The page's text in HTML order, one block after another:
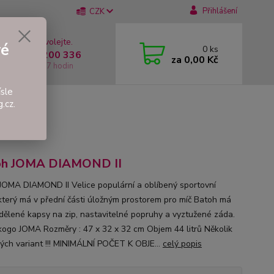
CZK Přihlášení
si rady? Zavolejte.
737 200 336
Pátek: 8 - 17 hodin
0 ks
za 0,00 Kč
JOMA DIAMOND II
DIAMOND II Velice populární a oblíbený sportovní
má v přední části úložným prostorem pro míč Batoh má
kapsy na zip, nastavitelné popruhy a vyztužené záda.
JOMA Rozměry : 47 x 32 x 32 cm Objem 44 litrů Několik
variant !!! MINIMÁLNÍ POČET K OBJE... celý popis